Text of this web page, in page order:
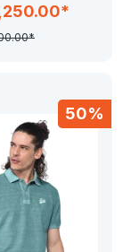
50%